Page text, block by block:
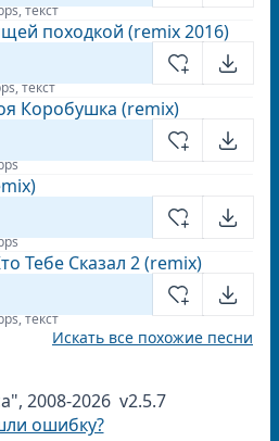
текст
походкой (remix 2016)
текст
Коробушка (remix)
Тебе Сказал 2 (remix)
текст
Искать все похожие песни
2008-2026 v2.5.7
ошибку?